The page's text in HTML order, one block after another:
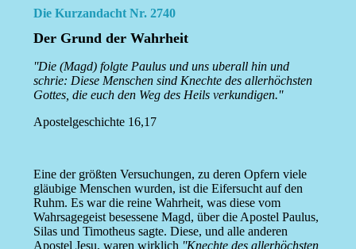
Die Kurzandacht Nr. 2740
Der Grund der Wahrheit
''Die (Magd) folgte Paulus und uns uberall hin und
schrie: Diese Menschen sind Knechte des allerhöchsten
Gottes, die euch den Weg des Heils verkundigen.''
Apostelgeschichte 16,17
Eine der größten Versuchungen, zu deren Opfern viele
gläubige Menschen wurden, ist die Eifersucht auf den
Ruhm. Es war die reine Wahrheit, was diese vom
Wahrsagegeist besessene Magd, über die Apostel Paulus,
Silas und Timotheus sagte. Diese, und alle anderen
Apostel Jesu, waren wirklich ''Knechte des allerhöchsten